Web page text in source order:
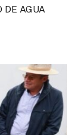
DE AGUA